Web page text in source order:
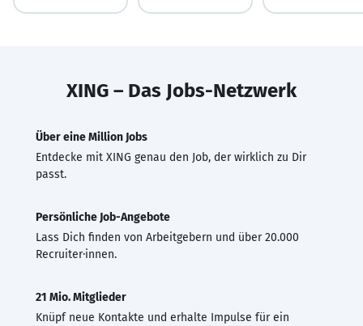
XING – Das Jobs-Netzwerk
Über eine Million Jobs
Entdecke mit XING genau den Job, der wirklich zu Dir
passt.
Persönliche Job-Angebote
Lass Dich finden von Arbeitgebern und über 20.000
Recruiter·innen.
21 Mio. Mitglieder
Knüpf neue Kontakte und erhalte Impulse für ein